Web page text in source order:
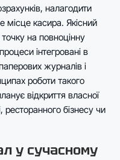
налагодити
місце касира. Якісний
на повноцінну
інтегровані в
журналів і
роботи такого
відкриття власної
ресторанного бізнесу чи
у сучасному